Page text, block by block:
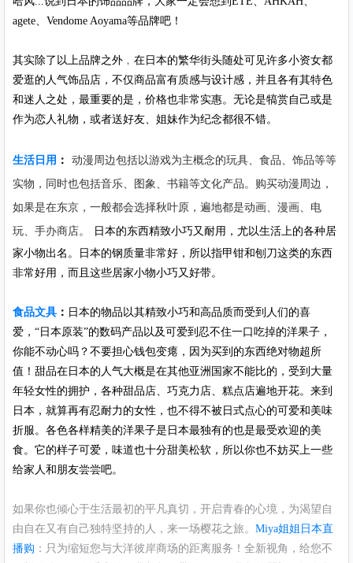
agete、Vendome Aoyama等品牌吧！
其实除了以上品牌之外﹐在日本的繁华街头随处可见许多小资女都
爱逛的人气饰品店，不仅商品富有质感与设计感，并且各有其特色
和迷人之处，最重要的是，价格也非常实惠。无论是犒赏自己或是
作为恋人礼物，或者送好友、姐妹作为纪念都很不错。
生活日用 ：
动漫周边包括以游戏为主概念的玩具、食品、饰品等等
实物，同时也包括音乐、图象、书籍等文化产品。购买动漫周边，
如果是在东京，一般都会选择秋叶原，遍地都是动画、漫画、电
玩、手办商店。
日本的东西精致小巧又耐用，尤以生活上的各种居
家小物出名。日本的钢质量非常好，所以指甲钳和刨刀这类的东西
非常好用，而且这些居家小物小巧又好带。
食品文具 ： 日本的物品以其精致小巧和高品质而受到人们的喜
爱，“日本原装”的数码产品以及可爱到忍不住一口吃掉的洋果子，
你能不动心吗？不要担心钱包变瘪，因为买到的东西绝对物超所
值！甜品在日本的人气大概是在其他亚洲国家不能比的，受到大量
年轻女性的拥护，各种甜品店、巧克力店、糕点店遍地开花。来到
日本，就算再有忍耐力的女性，也不得不被日式点心的可爱和美味
折服。各色各样精美的洋果子是日本最独有的也是最受欢迎的美
食。它的样子可爱，味道也十分甜美松软，所以你也不妨买上一些
给家人和朋友尝尝吧。
如果你也倾心于生活最初的平凡真切，开启青春的心境，为渴望自
由自在又有自己独特坚持的人，来一场樱花之旅。 Miya姐姐日本直
播购 ：只为缩短您与大洋彼岸商场的距离服务！全新视角，给您不